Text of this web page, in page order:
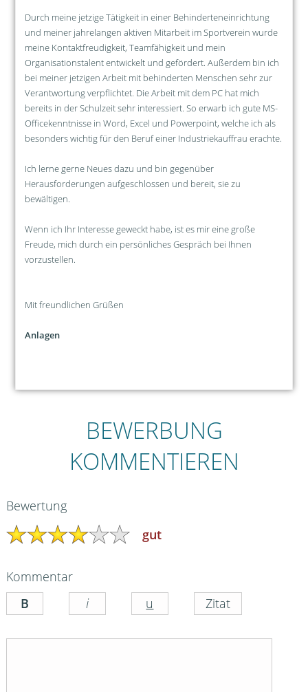
Durch meine jetzige Tätigkeit in einer Behinderteneinrichtung
und meiner jahrelangen aktiven Mitarbeit im Sportverein wurde
meine Kontaktfreudigkeit, Teamfähigkeit und mein
Organisationstalent entwickelt und gefördert. Außerdem bin ich
bei meiner jetzigen Arbeit mit behinderten Menschen sehr zur
Verantwortung verpflichtet. Die Arbeit mit dem PC hat mich
bereits in der Schulzeit sehr interessiert. So erwarb ich gute MS-
Officekenntnisse in Word, Excel und Powerpoint, welche ich als
besonders wichtig für den Beruf einer Industriekauffrau erachte.
Ich lerne gerne Neues dazu und bin gegenüber
Herausforderungen aufgeschlossen und bereit, sie zu
bewältigen.
Wenn ich Ihr Interesse geweckt habe, ist es mir eine große
Freude, mich durch ein persönliches Gespräch bei Ihnen
vorzustellen.
Mit freundlichen Grüßen
Anlagen
BEWERBUNG
KOMMENTIEREN
Bewertung
gut
Kommentar